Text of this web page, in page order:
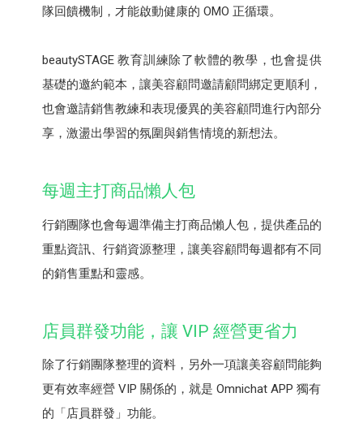
隊回饋機制，才能啟動健康的 OMO 正循環。
beautySTAGE 教育訓練除了軟體的教學，也會提供
基礎的邀約範本，讓美容顧問邀請顧問綁定更順利，
也會邀請銷售教練和表現優異的美容顧問進行內部分
享，激盪出學習的氛圍與銷售情境的新想法。
每週主打商品懶人包
行銷團隊也會每週準備主打商品懶人包，提供產品的
重點資訊、行銷資源整理，讓美容顧問每週都有不同
的銷售重點和靈感。
店員群發功能，讓 VIP 經營更省力
除了行銷團隊整理的資料，另外一項讓美容顧問能夠
更有效率經營 VIP 關係的，就是 Omnichat APP 獨有
的「店員群發」功能。